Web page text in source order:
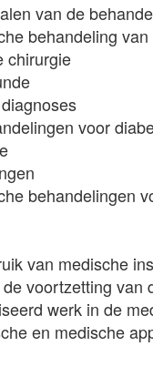
van de
behandeling
chirurgie
voor
behandelingen
van medische
voortzetting van
werk in de
en medische